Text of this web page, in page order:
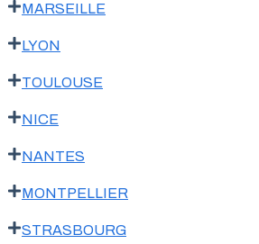
MARSEILLE
LYON
TOULOUSE
NICE
NANTES
MONTPELLIER
STRASBOURG